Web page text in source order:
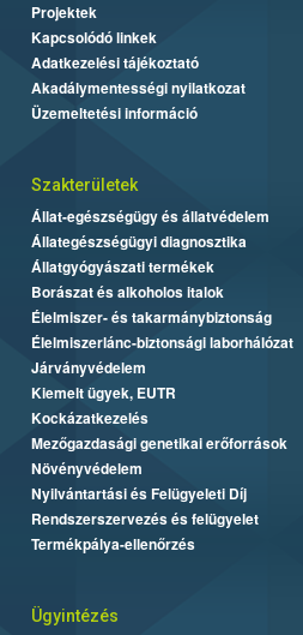
Projektek
Kapcsolódó linkek
Adatkezelési tájékoztató
Akadálymentességi nyilatkozat
Üzemeltetési információ
Szakterületek
Állat-egészségügy és állatvédelem
Állategészségügyi diagnosztika
Állatgyógyászati termékek
Borászat és alkoholos italok
Élelmiszer- és takarmánybiztonság
Élelmiszerlánc-biztonsági laborhálózat
Járványvédelem
Kiemelt ügyek, EUTR
Kockázatkezelés
Mezőgazdasági genetikai erőforrások
Növényvédelem
Nyilvántartási és Felügyeleti Díj
Rendszerszervezés és felügyelet
Termékpálya-ellenőrzés
Ügyintézés